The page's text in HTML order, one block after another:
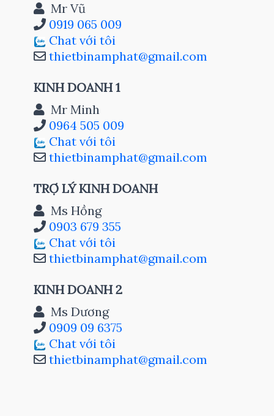
Mr Vũ
0919 065 009
Chat với tôi
thietbinamphat@gmail.com
KINH DOANH 1
Mr Minh
0964 505 009
Chat với tôi
thietbinamphat@gmail.com
TRỢ LÝ KINH DOANH
Ms Hồng
0903 679 355
Chat với tôi
thietbinamphat@gmail.com
KINH DOANH 2
Ms Dương
0909 09 6375
Chat với tôi
thietbinamphat@gmail.com